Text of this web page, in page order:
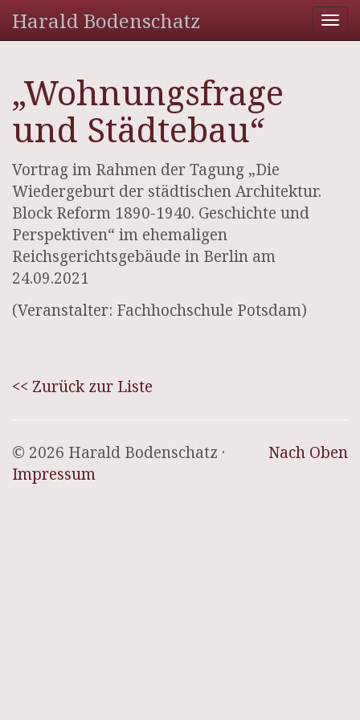
Harald Bodenschatz
„Wohnungsfrage
und Städtebau“
Vortrag im Rahmen der Tagung „Die
Wiedergeburt der städtischen Architektur.
Block Reform 1890-1940. Geschichte und
Perspektiven“ im ehemaligen
Reichsgerichtsgebäude in Berlin am
24.09.2021
(Veranstalter: Fachhochschule Potsdam)
<< Zurück zur Liste
Nach Oben
© 2026 Harald Bodenschatz ·
Impressum